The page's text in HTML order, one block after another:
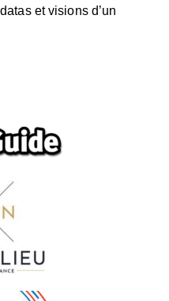
et visions d’un